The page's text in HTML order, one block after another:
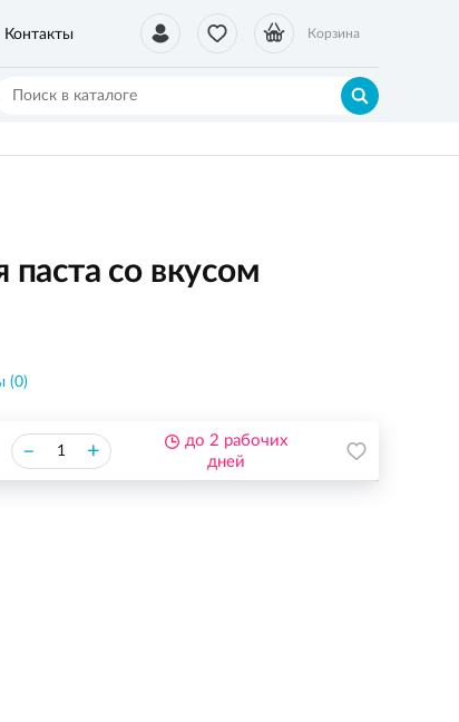
Корзина
Контакты
паста со вкусом
(0)
– +
до 2 рабочих
дней